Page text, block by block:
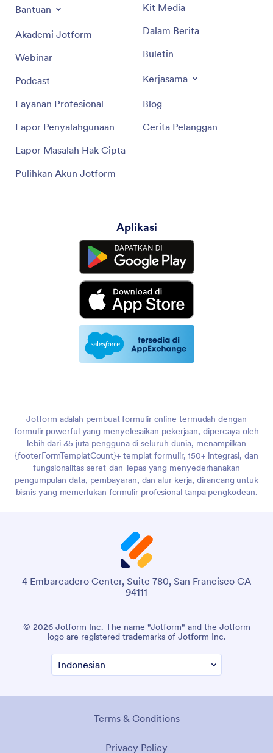
Bantuan
Akademi Jotform
Webinar
Podcast
Layanan Profesional
Lapor Penyalahgunaan
Lapor Masalah Hak Cipta
Pulihkan Akun Jotform
Kit Media
Dalam Berita
Buletin
Kerjasama
Blog
Cerita Pelanggan
Aplikasi
Jotform adalah pembuat formulir online termudah dengan
formulir powerful yang menyelesaikan pekerjaan, dipercaya oleh
lebih dari 35 juta pengguna di seluruh dunia, menampilkan
{footerFormTemplatCount}+ templat formulir, 150+ integrasi, dan
fungsionalitas seret-dan-lepas yang menyederhanakan
pengumpulan data, pembayaran, dan alur kerja, dirancang untuk
bisnis yang memerlukan formulir profesional tanpa pengkodean.
4 Embarcadero Center, Suite 780, San Francisco CA
94111
© 2026 Jotform Inc. The name "Jotform" and the Jotform
logo are registered trademarks of Jotform Inc.
Terms & Conditions
Privacy Policy